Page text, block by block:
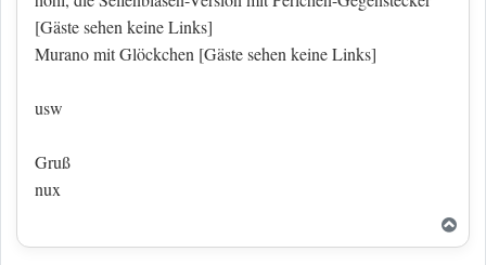
[Gäste sehen keine Links]
Murano mit Glöckchen [Gäste sehen keine Links]
usw
Gruß
nux